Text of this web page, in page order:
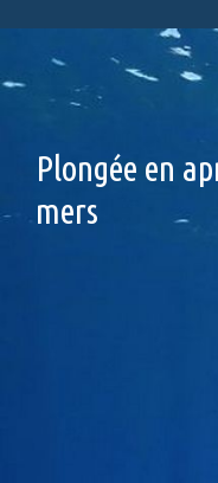
Plongée en
mers